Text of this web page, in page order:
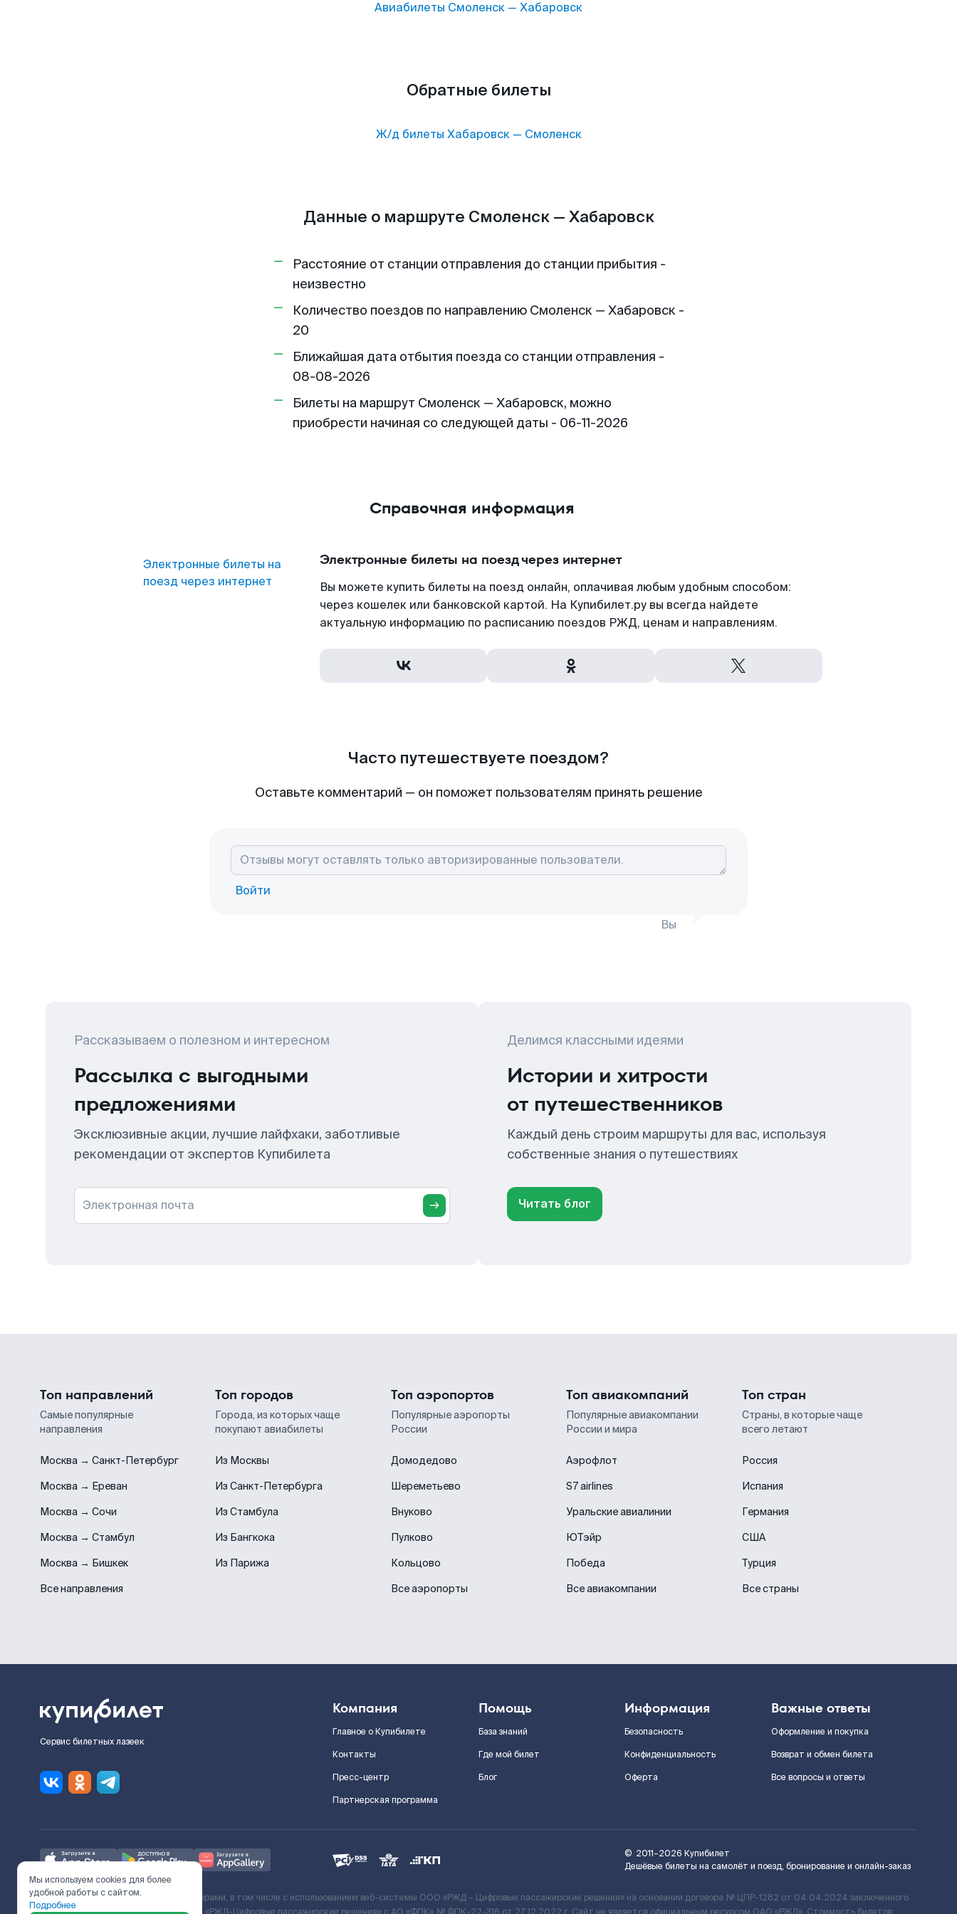
Авиабилеты Смоленск — Хабаровск
Обратные билеты
Ж/д билеты Хабаровск— Смоленск
Данные о маршруте Смоленск — Хабаровск
Расстояние от станции отправления до станции прибытия -
неизвестно
Количество поездов по направлению Смоленск — Хабаровск -
20
Ближайшая дата отбытия поезда со станции отправления -
08-08-2026
Билеты на маршрут Смоленск — Хабаровск, можно
приобрести начиная со следующей даты - 06-11-2026
Справочная информация
Электронные билеты на
поезд через интернет
Электронные билеты на поезд через интернет
Вы можете купить билеты на поезд онлайн, оплачивая любым удобным способом:
через кошелек или банковской картой. На Купибилет.ру вы всегда найдете
актуальную информацию по расписанию поездов РЖД, ценам и направлениям.
Часто путешествуете поездом?
Оставьте комментарий — он поможет пользователям принять решение
Войти
Вы
Рассказываем о полезном и интересном
Рассылка с выгодными
предложениями
Эксклюзивные акции, лучшие лайфхаки, заботливые
рекомендации от экспертов Купибилета
Электронная почта
Делимся классными идеями
Истории и хитрости
от путешественников
Каждый день строим маршруты для вас, используя
собственные знания о путешествиях
Читать блог
Топ направлений
Самые популярные
направления
Москва → Санкт-Петербург
Москва → Ереван
Москва → Сочи
Москва → Стамбул
Москва → Бишкек
Все направления
Топ городов
Города, из которых чаще
покупают авиабилеты
Из Москвы
Из Санкт-Петербурга
Из Стамбула
Из Бангкока
Из Парижа
Топ аэропортов
Популярные аэропорты
России
Домодедово
Шереметьево
Внуково
Пулково
Кольцово
Все аэропорты
Топ авиакомпаний
Популярные авиакомпании
России и мира
Аэрофлот
S7 airlines
Уральские авиалинии
ЮТэйр
Победа
Все авиакомпании
Топ стран
Страны, в которые чаще
всего летают
Россия
Испания
Германия
США
Турция
Все страны
Сервис билетных лазеек
Компания
Главное о Купибилете
Контакты
Пресс-центр
Партнерская программа
Помощь
База знаний
Где мой билет
Блог
Информация
Безопасность
Конфиденциальность
Оферта
Важные ответы
Оформление и покупка
Возврат и обмен билета
Все вопросы и ответы
© 2011–2026 Купибилет
Дешёвые билеты на самолёт и поезд, бронирование и онлайн-заказ
Ж/Д билеты предоставляются партнёрами, в том числе с использованием веб-системы ООО «РЖД – Цифровые пассажирские решения» на основании договора № ЦПР-1282 от 04.04.2024 заключенного
Мы используем cookies для более
удобной работы с сайтом.
Подробнее